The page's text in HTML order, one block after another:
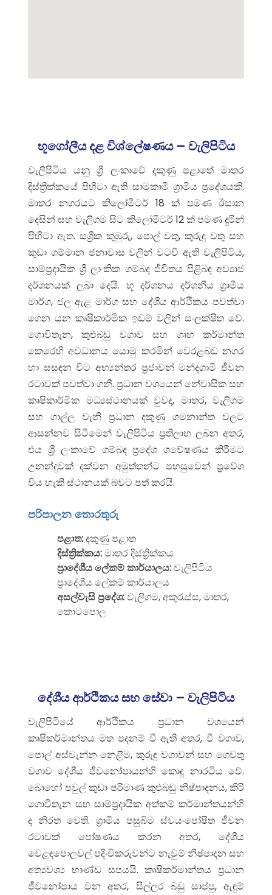
භූගෝලීය දළ විශ්ලේෂණය – වැලිපිටිය
වැලිපිටිය යනු ශ්‍රී ලංකාවේ දකුණු පළාතේ මාතර
දිස්ත්‍රික්කයේ පිහිටා ඇති සාමකාමී ග්‍රාමීය ප්‍රදේශයකි.
මාතර නගරයට කිලෝමීටර් 18 ක් පමණ ඊසාන
දෙසින් සහ වැලිගම සිට කිලෝමීටර් 12 ක් පමණ දුරින්
පිහිටා ඇත. සශ්‍රීක කුඹුරු, පොල් වතු, කුරුඳු වතු සහ
කුඩා ගම්මාන ජනාවාස වලින් වටවී ඇති වැලිපිටිය,
සාම්ප්‍රදායික ශ්‍රී ලාංකික ගම්බද ජීවිතය පිළිබඳ අව්‍යාජ
දර්ශනයක් ලබා දෙයි. භූ දර්ශනය දර්ශනීය ග්‍රාමීය
මාර්ග, ජල ඇළ මාර්ග සහ දේශීය ආර්ථිකය පවත්වා
ගෙන යන කෘෂිකාර්මික ඉඩම් වලින් සංලක්ෂිත වේ.
ගොවිතැන, කුළුබඩු වගාව සහ ගෘහ කර්මාන්ත
කෙරෙහි අවධානය යොමු කරමින් වෙරළබඩ නගර
හා සසඳන විට අභ්‍යන්තර ප්‍රජාවන් මන්දගාමී ජීවන
රටාවක් පවත්වා ගනී. ප්‍රධාන වශයෙන් නේවාසික සහ
කෘෂිකාර්මික මධ්‍යස්ථානයක් වුවද, මාතර, වැලිගම
සහ ගාල්ල වැනි ප්‍රධාන දකුණු ගමනාන්ත වලට
ආසන්නව සිටීමෙන් වැලිපිටිය ප්‍රතිලාභ ලබන අතර,
එය ශ්‍රී ලංකාවේ ගම්බද ප්‍රදේශ ගවේෂණය කිරීමට
උනන්දුවක් දක්වන අමුත්තන්ට පහසුවෙන් ප්‍රවේශ
විය හැකි ස්ථානයක් බවට පත් කරයි.
පරිපාලන තොරතුරු
පළාත:දකුණු පළාත
දිස්ත්‍රික්කය:මාතර දිස්ත්‍රික්කය
ප්‍රාදේශීය ලේකම් කාර්යාලය:වැලිපිටිය
ප්‍රාදේශීය ලේකම් කාර්යාලය
අසල්වැසි ප්‍රදේශ:වැලිගම, අකුරැස්ස, මාතර,
කොටපොල
දේශීය ආර්ථිකය සහ සේවා – වැලිපිටිය
වැලිපිටියේ ආර්ථිකය ප්‍රධාන වශයෙන්
කෘෂිකර්මාන්තය මත පදනම් වී ඇති අතර, වී වගාව,
පොල් අස්වැන්න නෙළීම, කුරුඳු වගාවන් සහ ගෙවතු
වගාව දේශීය ජීවනෝපායන්හි කොඳු නාරටිය වේ.
බොහෝ පවුල් කුඩා පරිමාණ කුළුබඩු නිෂ්පාදනය, කිරි
ගොවිතැන සහ සාම්ප්‍රදායික අත්කම් කර්මාන්තයන්හි
ද නිරත වෙති. ග්‍රාමීය පසුබිම ස්වයංපෝෂිත ජීවන
රටාවක් පෝෂණය කරන අතර, දේශීය
වෙළඳපොලවල් පදිංචිකරුවන්ට නැවුම් නිෂ්පාදන සහ
අත්‍යවශ්‍ය භාණ්ඩ සපයයි. කෘෂිකර්මාන්තය ප්‍රධාන
ජීවනෝපාය වන අතර, සිල්ලර බඩු සාප්පු, ඇඳුම්